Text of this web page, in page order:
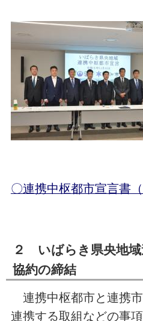
〇連携中枢都市宣言書（
２ いばらき県央地域
協約の締結
連携中枢都市と連携
連携する取組などの事